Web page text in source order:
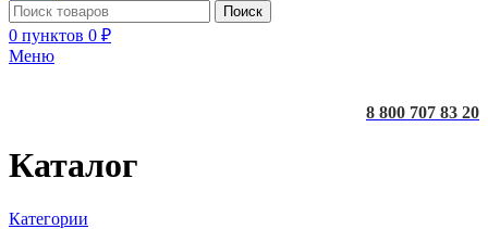
Поиск
0 пунктов 0 ₽
Меню
8 800 707 83 20
Каталог
Категории